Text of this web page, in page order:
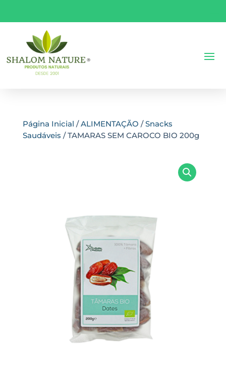
Página Inicial /ALIMENTAÇÃO /Snacks
Saudáveis / TAMARAS SEM CAROCO BIO 200g